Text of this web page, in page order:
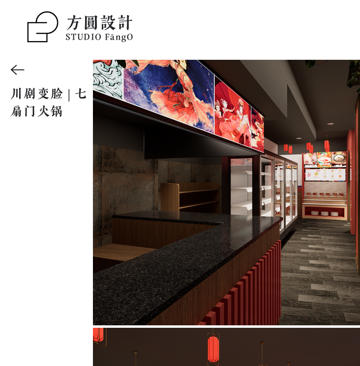
方圆设计
STUDIO FāngO
川剧变脸 | 七
扇门火锅